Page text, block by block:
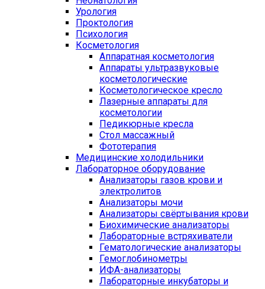
Урология
Проктология
Психология
Косметология
Аппаратная косметология
Аппараты ультразвуковые
косметологические
Косметологическое кресло
Лазерные аппараты для
косметологии
Педикюрные кресла
Стол массажный
Фототерапия
Медицинские холодильники
Лабораторное оборудование
Анализаторы газов крови и
электролитов
Анализаторы мочи
Анализаторы свёртывания крови
Биохимические анализаторы
Лабораторные встряхиватели
Гематологические анализаторы
Гемоглобинометры
ИФА-анализаторы
Лабораторные инкубаторы и